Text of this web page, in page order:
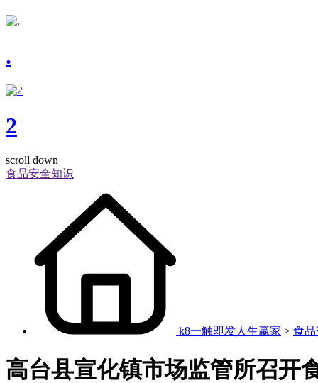
.
2
scroll down
食品安全知识
k8一触即发人生赢家 > 食
高台县宣化镇市场监管所召开